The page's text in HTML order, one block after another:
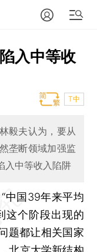
入中等收
T中
毅夫认为，要从
垄断领域加强监
入中等收入陷阱
“中国39年来平均
这个阶段出现的
题都让相关国家